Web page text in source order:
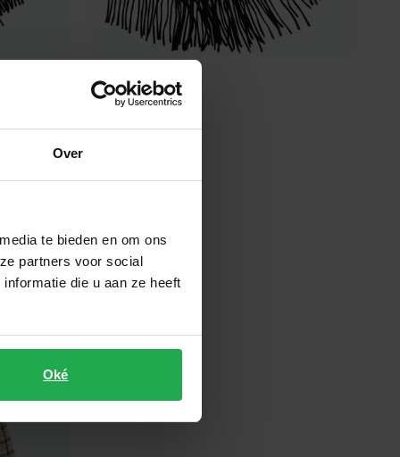
Over
te bieden en om ons
partners voor social
die u aan ze heeft
Oké
Pierre Cardin
sjaal zwart wol